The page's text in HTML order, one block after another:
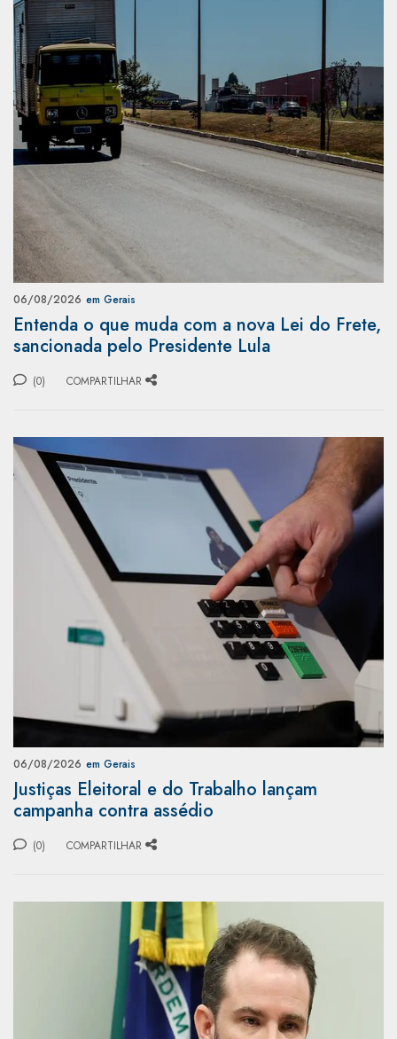
06/08/2026 em Gerais
Entenda o que muda com a nova Lei do Frete,
sancionada pelo Presidente Lula
(0) COMPARTILHAR
06/08/2026 em Gerais
Justiças Eleitoral e do Trabalho lançam
campanha contra assédio
(0) COMPARTILHAR